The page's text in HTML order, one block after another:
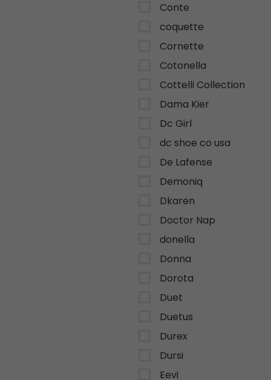
Conte
coquette
Cornette
Cotonella
Cottelli Collection
Dama Kier
Dc Girl
dc shoe co usa
De Lafense
Demoniq
Dkaren
Doctor Nap
donella
Donna
Dorota
Duet
Duetus
Durex
Dursi
Eevi